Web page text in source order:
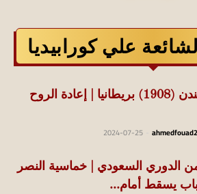
علي كورابيديا
الألعاب الأولمبية .. لندن (1908) بريطانيا | إعادة الروح
2024-07-25
الجولة (01) من الدوري السعودي | خماسية النصر
يسقط أمام...